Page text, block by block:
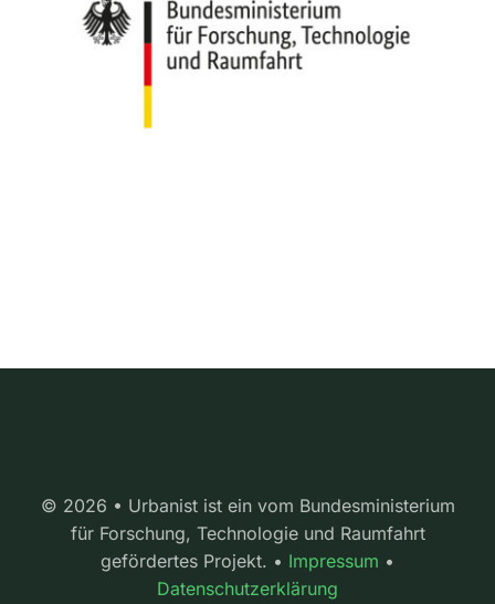
© 2026 • Urbanist ist ein vom Bundesministerium
für Forschung, Technologie und Raumfahrt
gefördertes Projekt. • Impressum •
Datenschutzerklärung